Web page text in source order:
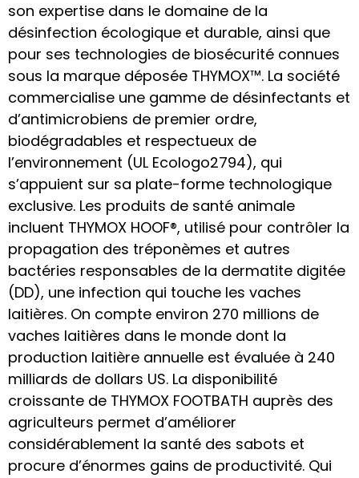
son expertise dans le domaine de la
désinfection écologique et durable, ainsi que
pour ses technologies de biosécurité connues
sous la marque déposée THYMOX™. La société
commercialise une gamme de désinfectants et
d’antimicrobiens de premier ordre,
biodégradables et respectueux de
l’environnement (UL Ecologo2794), qui
s’appuient sur sa plate-forme technologique
exclusive. Les produits de santé animale
incluent THYMOX HOOF®, utilisé pour contrôler la
propagation des tréponèmes et autres
bactéries responsables de la dermatite digitée
(DD), une infection qui touche les vaches
laitières. On compte environ 270 millions de
vaches laitières dans le monde dont la
production laitière annuelle est évaluée à 240
milliards de dollars US. La disponibilité
croissante de THYMOX FOOTBATH auprès des
agriculteurs permet d’améliorer
considérablement la santé des sabots et
procure d’énormes gains de productivité. Qui